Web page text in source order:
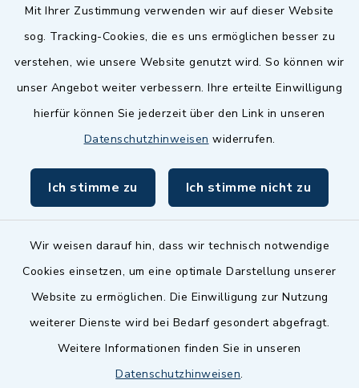
Mit Ihrer Zustimmung verwenden wir auf dieser Website
sog. Tracking-Cookies, die es uns ermöglichen besser zu
verstehen, wie unsere Website genutzt wird. So können wir
unser Angebot weiter verbessern. Ihre erteilte Einwilligung
hierfür können Sie jederzeit über den Link in unseren
Datenschutzhinweisen widerrufen.
Ich stimme zu Ich stimme nicht zu
Wir weisen darauf hin, dass wir technisch notwendige
Cookies einsetzen, um eine optimale Darstellung unserer
Website zu ermöglichen. Die Einwilligung zur Nutzung
weiterer Dienste wird bei Bedarf gesondert abgefragt.
Weitere Informationen finden Sie in unseren
Datenschutzhinweisen.
Quicklinks
Zenngrund Allianz
Dillenberggruppe
inixmedia GmbH
Barrierefreiheit